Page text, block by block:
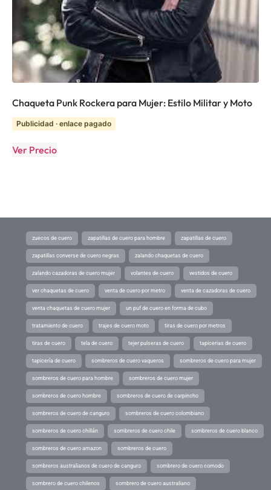
Chaqueta Punk Rockera para Mujer: Estilo Militar y Moto
Publicidad · enlace pagado
Ver Precio
zuecos de cuero zapatillas de cuero para hombre zapatillas de cuero
zapatillas converse de cuero negras zalando chaquetas de cuero
zalando cazadoras de cuero mujer volantes de cuero vestidos de cuero
ver chaquetas de cuero venta de cuero por metro venta de cazadoras de cuero
venta chaquetas de cuero mujer un puf de cuero en forma de cubo
tratamiento de cuero trajes de cuero moto tiras de cuero por metros
tiras de cuero tela de cuero tejer pulseras de cuero tapicerias de cuero
tapicería de cuero sombreros de cuero vaqueros sombreros de cuero para mujer
sombreros de cuero para hombre sombreros de cuero mujer
sombreros de cuero hombre sombreros de cuero de carpincho
sombreros de cuero de canguro sombreros de cuero colombiano
sombreros de cuero chillán sombreros de cuero chile sombreros de cuero blanco
sombreros de cuero amazon sombreros de cuero
sombreros australianos de cuero de canguro sombrero de cuero comodo
sombrero de cuero chilenos sombrero de cuero australiano